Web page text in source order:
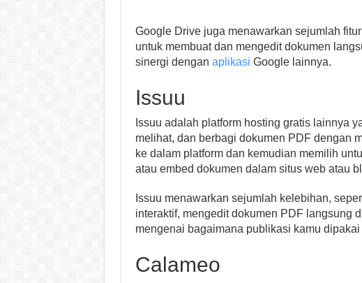
Google Drive juga menawarkan sejumlah
untuk membuat dan mengedit dokumen
sinergi dengan aplikasi Google lainnya.
Issuu
Issuu adalah platform hosting gratis lainnya
melihat, dan berbagi dokumen PDF dengan
ke dalam platform dan kemudian memilih
atau embed dokumen dalam situs web atau
Issuu menawarkan sejumlah kelebihan,
interaktif, mengedit dokumen PDF langsung
mengenai bagaimana publikasi kamu
Calameo